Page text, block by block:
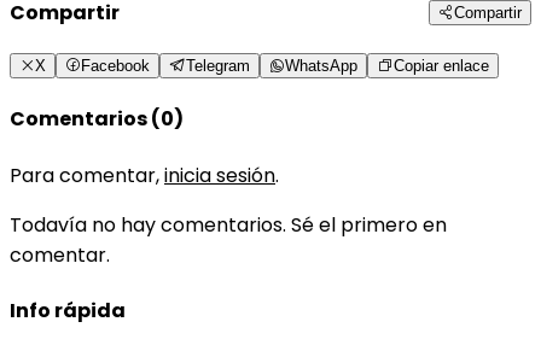
Compartir Compartir
X Facebook Telegram WhatsApp Copiar enlace
Comentarios (0)
Para comentar,inicia sesión.
Todavía no hay comentarios. Sé el primero en
comentar.
Info rápida